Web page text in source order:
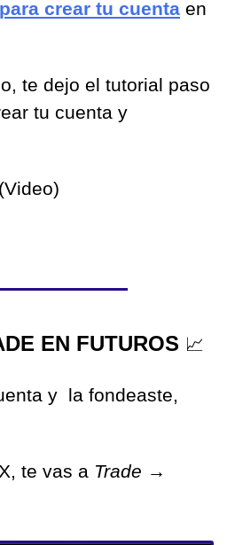
crear tu cuenta en
te dejo el tutorial paso
tu cuenta y
(Video)
EN FUTUROS 📈
y  la fondeaste,
te vas a Trade →